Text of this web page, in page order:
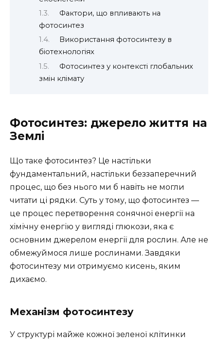
Фактори, що впливають на
фотосинтез
Використання фотосинтезу в
біотехнологіях
Фотосинтез у контексті глобальних
змін клімату
Фотосинтез: джерело життя на
Землі
Що таке фотосинтез? Це настільки
фундаментальний, настільки беззаперечний
процес, що без нього ми б навіть не могли
читати ці рядки. Суть у тому, що фотосинтез —
це процес перетворення сонячної енергії на
хімічну енергію у вигляді глюкози, яка є
основним джерелом енергії для рослин. Але не
обмежуймося лише рослинами. Завдяки
фотосинтезу ми отримуємо кисень, яким
дихаємо.
Механізм фотосинтезу
У структурі майже кожної зеленої клітинки